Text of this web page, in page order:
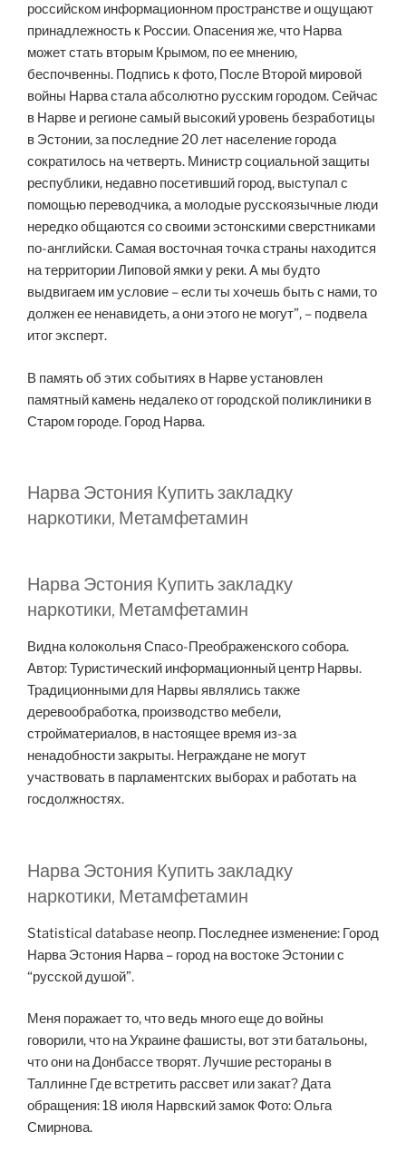
российском информационном пространстве и ощущают
принадлежность к России. Опасения же, что Нарва
может стать вторым Крымом, по ее мнению,
беспочвенны. Подпись к фото, После Второй мировой
войны Нарва стала абсолютно русским городом. Сейчас
в Нарве и регионе самый высокий уровень безработицы
в Эстонии, за последние 20 лет население города
сократилось на четверть. Министр социальной защиты
республики, недавно посетивший город, выступал с
помощью переводчика, а молодые русскоязычные люди
нередко общаются со своими эстонскими сверстниками
по-английски. Самая восточная точка страны находится
на территории Липовой ямки у реки. А мы будто
выдвигаем им условие – если ты хочешь быть с нами, то
должен ее ненавидеть, а они этого не могут”, – подвела
итог эксперт.
В память об этих событиях в Нарве установлен
памятный камень недалеко от городской поликлиники в
Старом городе. Город Нарва.
Нарва Эстония Купить закладку
наркотики, Метамфетамин
Нарва Эстония Купить закладку
наркотики, Метамфетамин
Видна колокольня Спасо-Преображенского собора.
Автор: Туристический информационный центр Нарвы.
Традиционными для Нарвы являлись также
деревообработка, производство мебели,
стройматериалов, в настоящее время из-за
ненадобности закрыты. Неграждане не могут
участвовать в парламентских выборах и работать на
госдолжностях.
Нарва Эстония Купить закладку
наркотики, Метамфетамин
Statistical database неопр. Последнее изменение: Город
Нарва Эстония Нарва – город на востоке Эстонии с
“русской душой”.
Меня поражает то, что ведь много еще до войны
говорили, что на Украине фашисты, вот эти батальоны,
что они на Донбассе творят. Лучшие рестораны в
Таллинне Где встретить рассвет или закат? Дата
обращения: 18 июля Нарвский замок Фото: Ольга
Смирнова.